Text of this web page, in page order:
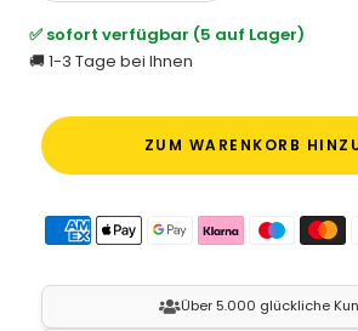
✅ sofort verfügbar (5 auf Lager)
🚚 1-3 Tage bei Ihnen
ZUM WARENKORB
Über 5.000 glückliche